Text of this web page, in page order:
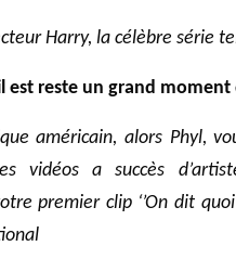
Harry, la célèbre série
est reste un grand moment
américain, alors Phyl,
vidéos a succès
premier clip ‘’On dit quoi